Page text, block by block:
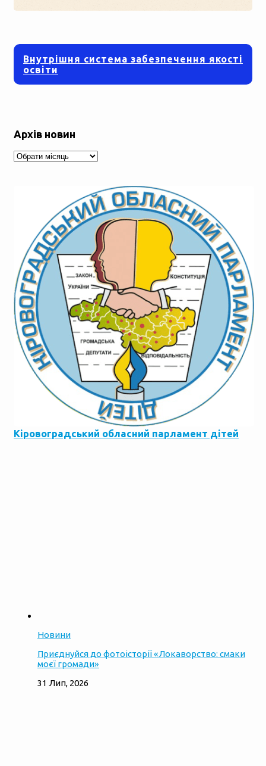
Внутрішня система забезпечення якості
освіти
Архів новин
Архів
новин
Кіровоградський обласний парламент дітей
Новини
Приєднуйся до фотоісторії «Локаворство: смаки
моєї громади»
31 Лип, 2026